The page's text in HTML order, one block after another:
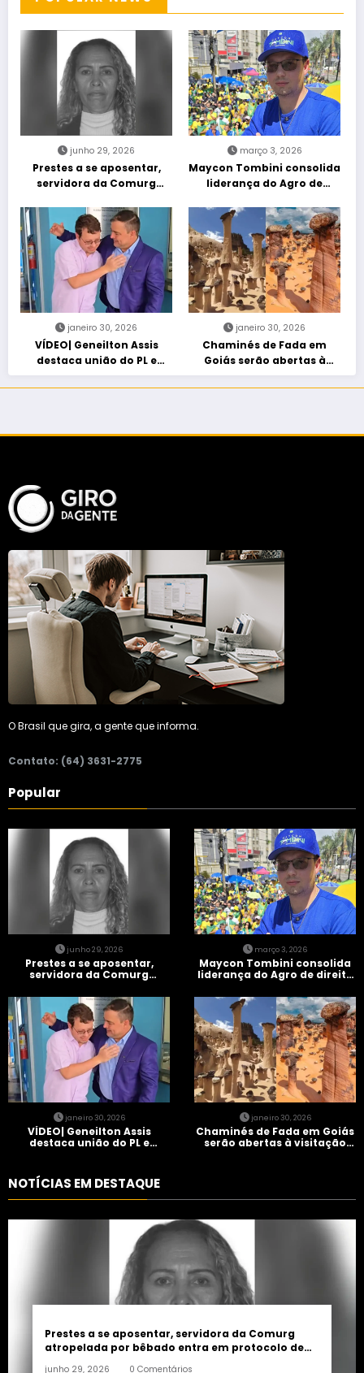
junho 29, 2026
Prestes a se aposentar,
servidora da Comurg
entra em protocolo de
morte encefálica
março 3, 2026
Maycon Tombini consolida
liderança do Agro de
“Acorda Brasil” em Goiânia
janeiro 30, 2026
VÍDEO| Geneilton Assis
destaca união do PL e
consolidação de apoio a
Maycon Tombini em Jataí
janeiro 30, 2026
Chaminés de Fada em
Goiás serão abertas à
visitação controlada
O Brasil que gira, a gente que informa.
Contato: (64) 3631-2775
Popular
junho 29, 2026
Prestes a se aposentar,
servidora da Comurg
entra em protocolo de
morte encefálica
março 3, 2026
Maycon Tombini consolida
liderança do Agro de direita
Brasil” em Goiânia
janeiro 30, 2026
VÍDEO| Geneilton Assis
destaca união do PL e
janeiro 30, 2026
Chaminés de Fada em Goiás
serão abertas à visitação
NOTÍCIAS EM DESTAQUE
Prestes a se aposentar, servidora da Comurg
atropelada por bêbado entra em protocolo de
junho 29, 2026 0 Comentários